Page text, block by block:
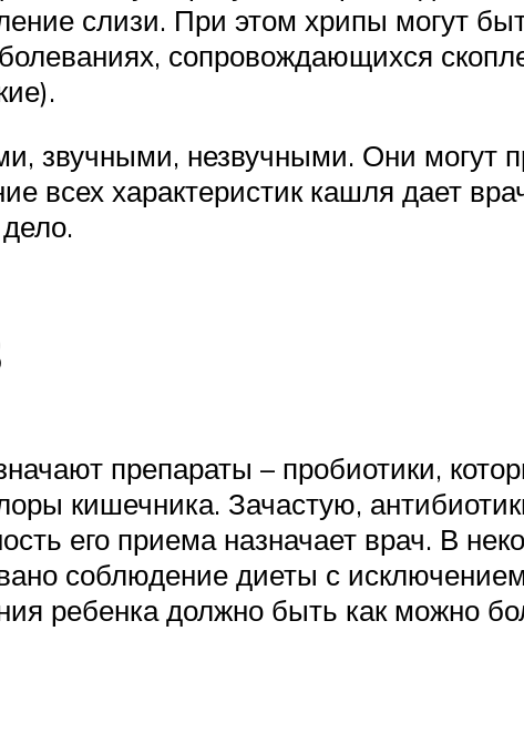
слизи. При этом хрипы могут
сопровождающихся
звучными, незвучными. Они могут
всех характеристик кашля дает
препараты – пробиотики,
кишечника. Зачастую,
его приема назначает врач. В
соблюдение диеты с
ребенка должно быть как можно